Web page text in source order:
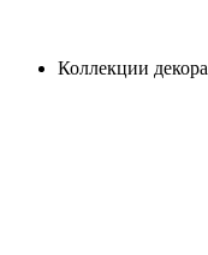
Коллекции декора